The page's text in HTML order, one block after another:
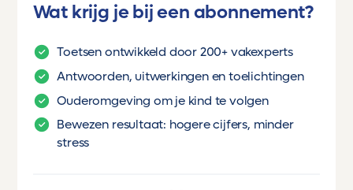
Wat krijg je bij een abonnement?
Toetsen ontwikkeld door 200+ vakexperts
Antwoorden, uitwerkingen en toelichtingen
Ouderomgeving om je kind te volgen
Bewezen resultaat: hogere cijfers, minder
stress